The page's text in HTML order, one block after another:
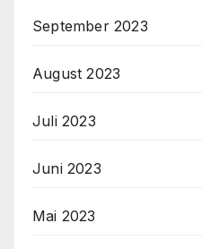
September 2023
August 2023
Juli 2023
Juni 2023
Mai 2023